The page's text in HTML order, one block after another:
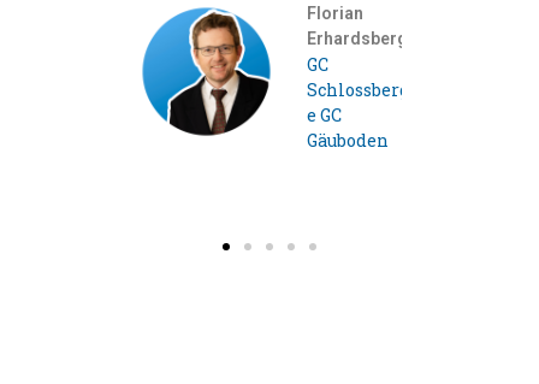
Florian
Erhardsberg
Schlossberg
e GC
Gäuboden